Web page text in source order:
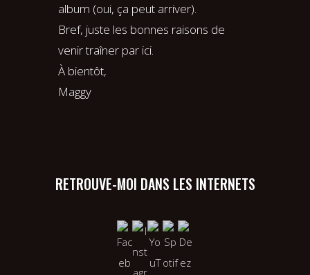
album (oui, ça peut arriver).
Bref, juste les bonnes raisons de
venir traîner par ici.
À bientôt,
Maggy
RETROUVE-MOI DANS LES INTERNETS